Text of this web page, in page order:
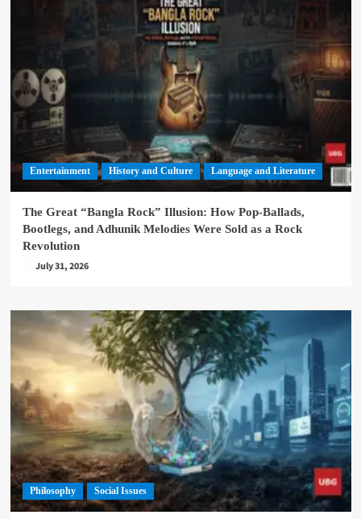
Entertainment History and Culture Language and Literature
The Great “Bangla Rock” Illusion: How Pop-Ballads,
Bootlegs, and Adhunik Melodies Were Sold as a Rock
Revolution
July 31, 2026
Philosophy Social Issues